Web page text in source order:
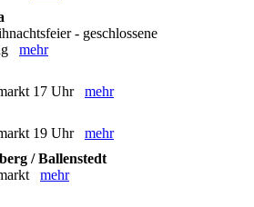
- geschlossene
mehr
17 Uhr mehr
19 Uhr mehr
/ Ballenstedt
mehr